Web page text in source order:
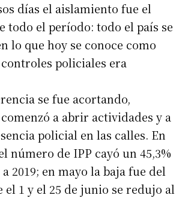
días el aislamiento fue el
todo el período: todo el país se
lo que hoy se conoce como
controles policiales era
se fue acortando,
a abrir actividades y a
policial en las calles. En
número de IPP cayó un 45,3%
2019; en mayo la baja fue del
el 1 y el 25 de junio se redujo al